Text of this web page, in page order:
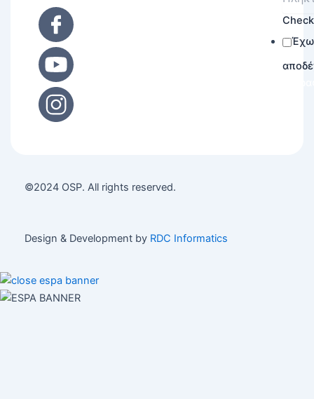
Έχω
©2024 OSP. All rights reserved.
Design & Development by RDC Informatics